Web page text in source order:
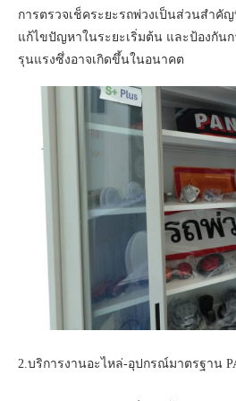
การตรวจเช็คระยะรถพ่วงเป็นส่วนสำคั
แก้ไขปัญหาในระยะเริ่มต้น และป้องกันก
รุนแรงซึ่งอาจเกิดขึ้นในอนาคต
2.บริการงานอะไหล่-อุปกรณ์มาตรฐาน